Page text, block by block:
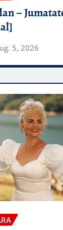
–
5, 2026